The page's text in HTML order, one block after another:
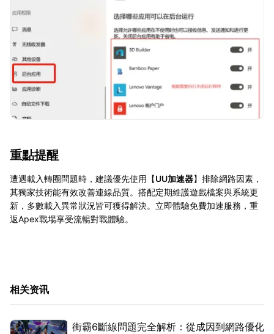
重點提醒
遭遇載入轉圈問題時，建議優先使用【UU加速器】排除網路因素，
其獨家技術能有效改善連線品質。搭配定期維護遊戲檔案與系統更
新，多數載入異常狀況皆可獲得解決。立即體驗免費加速服務，重
返Apex戰場享受流暢對戰體驗。
相关资讯
街霸6斷線問題完全解析：從成因到網路優化